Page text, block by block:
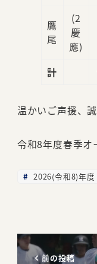
鷹
尾
(2
慶
應)
計
温かいご声援、
令和8年度春季オ
2026(令和8)年度
前の投稿